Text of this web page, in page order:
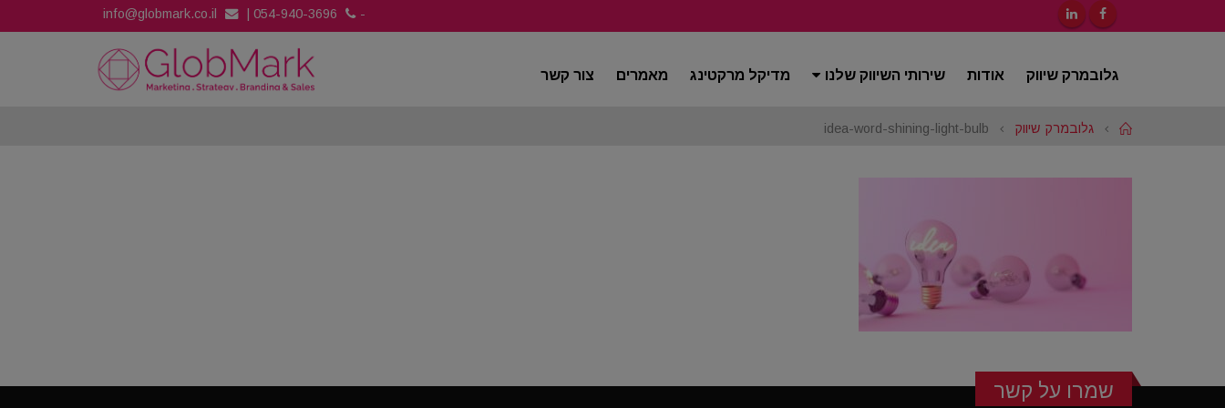
-
info@globmark.co.il 054-940-3696
גלובמרק שיווק אודות שירותי השיווק שלנו מדיקל מרקטינג מאמרים צור קשר
Home
גלובמרק שיווק idea-word-shining-light-bulb
שמרו על קשר